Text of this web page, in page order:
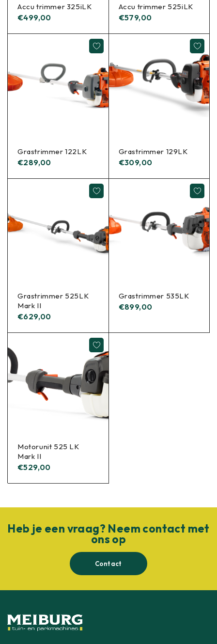
Accu trimmer 325iLK
€499,00
Accu trimmer 525iLK
€579,00
Grastrimmer 122LK
€289,00
Grastrimmer 129LK
€309,00
Grastrimmer 525LK
Mark II
€629,00
Grastrimmer 535LK
€899,00
Motorunit 525 LK
Mark II
€529,00
Heb je een vraag? Neem contact met
ons op
Contact